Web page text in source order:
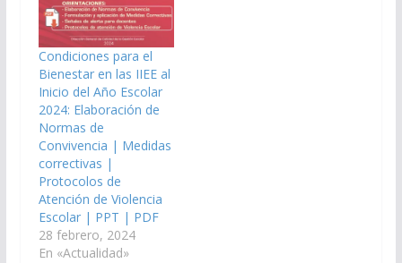
Condiciones para el
Bienestar en las IIEE al
Inicio del Año Escolar
2024: Elaboración de
Normas de
Convivencia | Medidas
correctivas |
Protocolos de
Atención de Violencia
Escolar | PPT | PDF
28 febrero, 2024
En «Actualidad»